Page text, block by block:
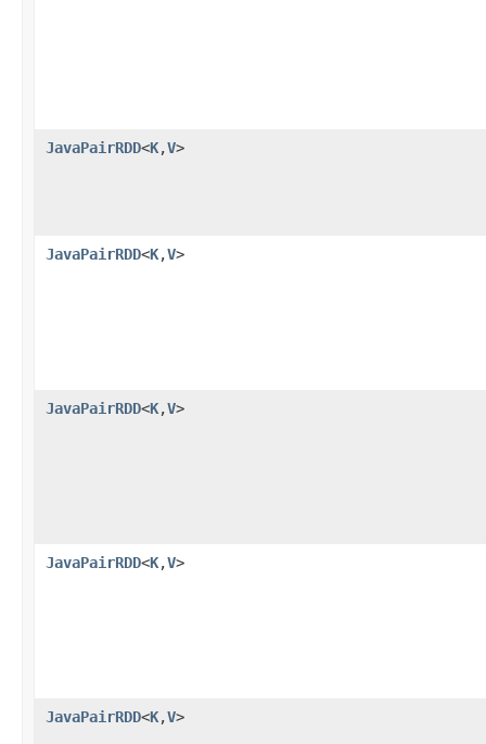
JavaPairRDD<K,V>
JavaPairRDD<K,V>
JavaPairRDD<K,V>
JavaPairRDD<K,V>
JavaPairRDD<K,V>